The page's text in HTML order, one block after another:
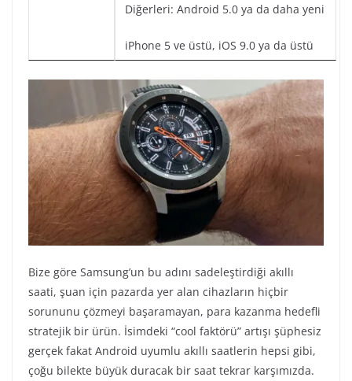
Diğerleri: Android 5.0 ya da daha yeni
iPhone 5 ve üstü, iOS 9.0 ya da üstü
Bize göre Samsung’un bu adını sadeleştirdiği akıllı
saati, şuan için pazarda yer alan cihazların hiçbir
sorununu çözmeyi başaramayan, para kazanma hedefli
stratejik bir ürün. İsimdeki “cool faktörü” artışı şüphesiz
gerçek fakat Android uyumlu akıllı saatlerin hepsi gibi,
çoğu bilekte büyük duracak bir saat tekrar karşımızda.